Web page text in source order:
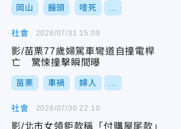
岡山 饅頭 噎死
社會
影/苗栗77歲婦駕車彎道自撞電桿
亡 驚悚撞擊瞬間曝
苗栗 車禍 婦人
2026/07/31 15:09
社會
影/北市女領鉅款稱「付購屋尾款」
2026/07/30 22:10